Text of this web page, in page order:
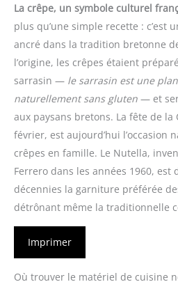
La crêpe, un symbole culturel
plus qu’une simple recette : c’est
ancré dans la tradition bretonne
l’origine, les crêpes étaient
sarrasin — le sarrasin est une
naturellement sans gluten — et
aux paysans bretons. La fête de
février, est aujourd’hui l’occasion
crêpes en famille. Le Nutella,
Ferrero dans les années 1960, est
décennies la garniture préférée
détrônant même la traditionnelle
Imprimer
Où trouver le matériel de cuisine